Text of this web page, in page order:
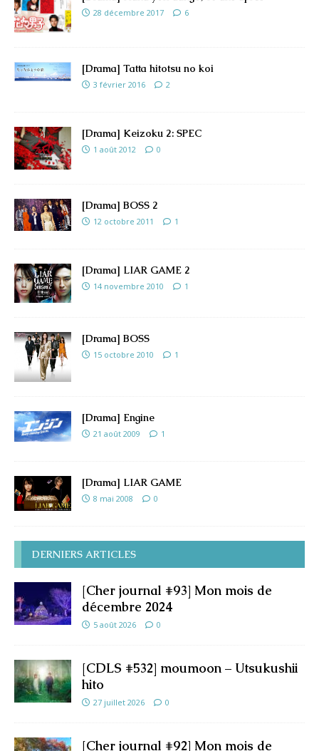
28 décembre 2017 6
[Drama] Tatta hitotsu no koi
3 février 2016 2
[Drama] Keizoku 2: SPEC
1 août 2012 0
[Drama] BOSS 2
12 octobre 2011 1
[Drama] LIAR GAME 2
14 novembre 2010 1
[Drama] BOSS
15 octobre 2010 1
[Drama] Engine
21 août 2009 1
[Drama] LIAR GAME
8 mai 2008 0
DERNIERS ARTICLES
[Cher journal #93] Mon mois de
décembre 2024
5 août 2026 0
[CDLS #532] moumoon – Utsukushii
hito
27 juillet 2026 0
[Cher journal #92] Mon mois de